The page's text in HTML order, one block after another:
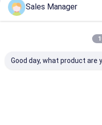
Geadviseerde
Sales Manager
Good day, what product are